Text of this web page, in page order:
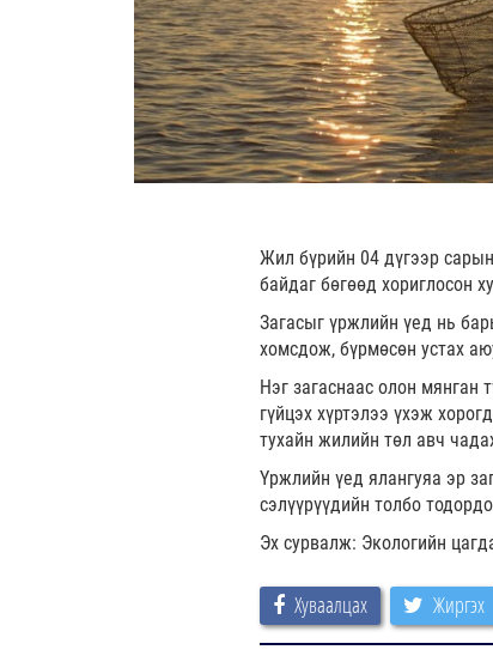
Жил бүрийн 04 дүгээр
байдаг бөгөөд хориглосон
Загасыг үржлийн үед нь
хомсдож, бүрмөсөн устах
Нэг загаснаас олон мянган
гүйцэх хүртэлээ үхэж
тухайн жилийн төл авч
Үржлийн үед ялангуяа эр
сэлүүрүүдийн толбо
Эх сурвалж: Экологийн
Хуваалцах Жиргэх